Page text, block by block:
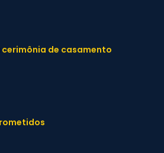
de casamento